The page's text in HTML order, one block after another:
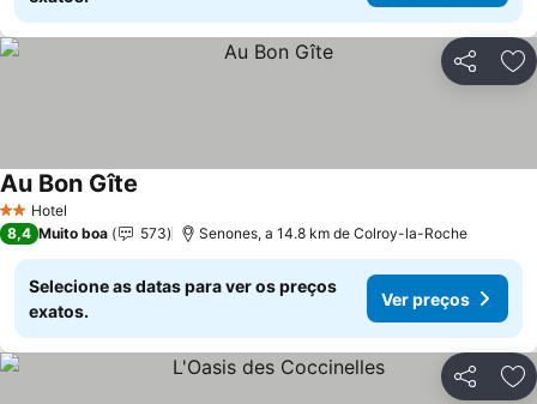
Partilhar
2 Estrelas
Hotel
Au Bon Gîte
8,4 Muito boa 573 Senones, a 14.8 km de Colroy-la-Roche
Selecione as datas para ver os preços
exatos.
Ver preços
Partilhar